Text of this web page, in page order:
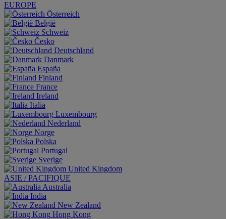
EUROPE
Österreich
België
Schweiz
Česko
Deutschland
Danmark
España
Finland
France
Ireland
Italia
Luxembourg
Nederland
Norge
Polska
Portugal
Sverige
United Kingdom
ASIE / PACIFIQUE
Australia
India
New Zealand
Hong Kong